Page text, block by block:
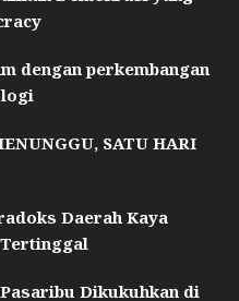
dengan perkembangan
SATU HARI
Daerah Kaya
Tertinggal
Dikukuhkan di